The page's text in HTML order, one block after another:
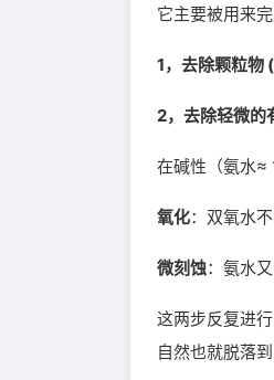
它主要被用来
1，去除颗粒
2，去除轻微的
在碱性（氨水≈
氧化：双氧水
微刻蚀：氨水
这两步反复进
自然也就脱落到